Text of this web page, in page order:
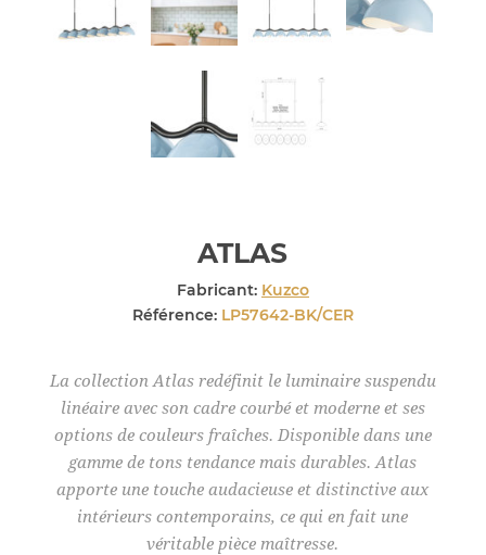
ATLAS
Fabricant: Kuzco
Référence: LP57642-BK/CER
La collection Atlas redéfinit le luminaire suspendu
linéaire avec son cadre courbé et moderne et ses
options de couleurs fraîches. Disponible dans une
gamme de tons tendance mais durables. Atlas
apporte une touche audacieuse et distinctive aux
intérieurs contemporains, ce qui en fait une
véritable pièce maîtresse.